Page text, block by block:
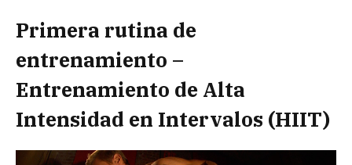
Primera rutina de
entrenamiento –
Entrenamiento de Alta
Intensidad en Intervalos (HIIT)